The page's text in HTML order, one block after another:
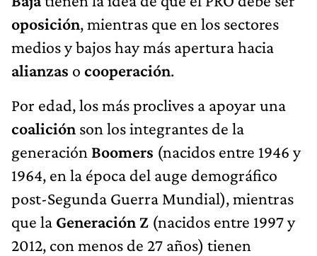
oposición, mientras que en los sectores
medios y bajos hay más apertura hacia
alianzas o cooperación.
Por edad, los más proclives a apoyar una
coalición son los integrantes de la
generación Boomers (nacidos entre 1946 y
1964, en la época del auge demográfico
post-Segunda Guerra Mundial), mientras
que la Generación Z (nacidos entre 1997 y
2012, con menos de 27 años) tienen